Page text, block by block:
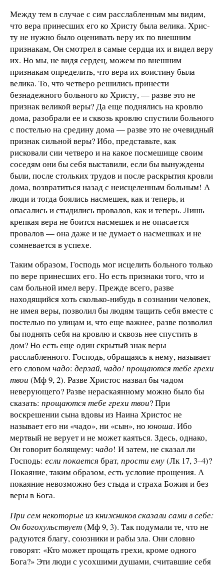
Между тем в случае с сим расслабленным мы видим,
что вера принесших его ко Христу была велика. Хрис­
ту не нужно было оценивать веру их по внешним
признакам, Он смотрел в самые сердца их и видел веру
их. Но мы, не видя сердец, можем по внешним
признакам определить, что вера их воистину была
велика. То, что четверо решились принести
безнадежного больного ко Христу, — разве это не
признак великой веры? Да еще поднялись на кровлю
дома, разобрали ее и сквозь кровлю спустили больного
с постелью на средину дома — разве это не очевидный
признак сильной веры? Ибо, представьте, как
рисковали сии четверо и на какое посмешище своим
соседям они бы себя выставили, если бы вынуждены
были, после стольких трудов и после раскрытия кровли
дома, возвратиться назад с неисцеленным больным! А
люди и тогда боялись насмешек, как и теперь, и
опасались и стыдились провалов, как и теперь. Лишь
крепкая вера не боится насмешек и не опасается
провалов — она даже и не думает о насмешках и не
сомневается в успехе.
Таким образом, Господь мог исцелить больного только
по вере принесших его. Но есть признаки того, что и
сам больной имел веру. Прежде всего, разве
находящийся хоть сколько-нибудь в сознании человек,
не имея веры, позволил бы людям тащить себя вместе с
постелью по улицам и, что еще важнее, разве позволил
бы поднять себя на кровлю и сквозь нее спустить в
дом? Но есть еще один скрытый знак веры
расслабленного. Господь, обращаясь к нему, называет
его словомчадо: дерзай, чадо! прощаются тебе грехи
твои (Мф 9, 2). Разве Христос назвал бы чадом
неверующего? Разве нераскаянному можно было бы
сказать: прощаются тебе грехи твои? При
воскрешении сына вдовы из Наина Христос не
называет его ни «чадо», ни «сын», но юноша. Ибо
мертвый не верует и не может каяться. Здесь, однако,
Он говорит болящему: чадо! И затем, не сказал ли
Господь: если покается брат, прости ему(Лк 17, 3–4)?
Покаяние, таким образом, есть условие прощения. А
покаяние невозможно без стыда и страха Божия и без
веры в Бога.
При сем некоторые из книжников сказали сами в себе:
Он богохульствует(Мф 9, 3). Так подумали те, что не
радуются благу, союзники и рабы зла. Они словно
говорят: «Кто может прощать грехи, кроме одного
Бога?» Эти люди с усохшими душами, считавшие себя